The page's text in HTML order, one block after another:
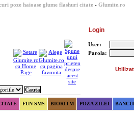
poze haioase glume flashuri citate- Glumite.ro
Login
User:
Parola:
FUN SMS BIORITM POZA ZILEI